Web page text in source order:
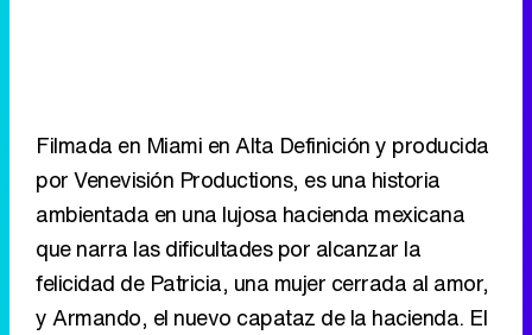
Filmada en Miami en Alta Definición y producida
por Venevisión Productions, es una historia
ambientada en una lujosa hacienda mexicana
que narra las dificultades por alcanzar la
felicidad de Patricia, una mujer cerrada al amor,
y Armando, el nuevo capataz de la hacienda. El